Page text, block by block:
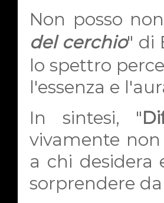
Non posso
del cerchio" di
lo spettro
l'essenza e
In sintesi, "
vivamente
a chi desidera
sorprendere